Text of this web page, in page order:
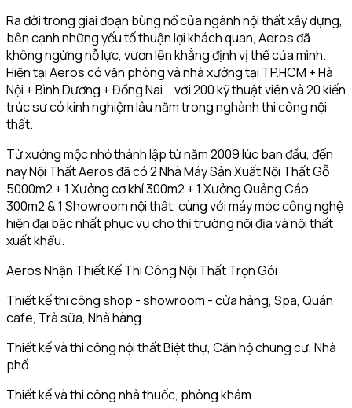
Ra đời trong giai đoạn bùng nổ của ngành nội thất xây dựng,
bên cạnh những yếu tố thuận lợi khách quan, Aeros đã
không ngừng nỗ lực, vươn lên khẳng định vị thế của mình.
Hiện tại Aeros có văn phòng và nhà xưởng tại TP.HCM + Hà
Nội + Bình Dương + Đồng Nai ...với 200 kỹ thuật viên và 20 kiến
trúc sư có kinh nghiệm lâu năm trong nghành thi công nội
thất.
Từ xưởng mộc nhỏ thành lập từ năm 2009 lúc ban đầu, đến
nay Nội Thất Aeros đã có 2 Nhà Máy Sản Xuất Nội Thất Gỗ
5000m2 + 1 Xưởng cơ khí 300m2 + 1 Xưởng Quảng Cáo
300m2 & 1 Showroom nội thất, cùng với máy móc công nghệ
hiện đại bậc nhất phục vụ cho thị trường nội địa và nội thất
xuất khẩu.
Aeros Nhận Thiết Kế Thi Công Nội Thất Trọn Gói
Thiết kế thi công shop - showroom - cửa hàng, Spa, Quán
cafe, Trà sữa, Nhà hàng
Thiết kế và thi công nội thất Biệt thự, Căn hộ chung cư, Nhà
phố
Thiết kế và thi công nhà thuốc, phòng khám